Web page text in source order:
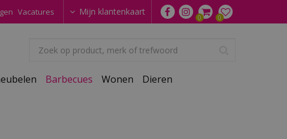
Vacatures Mijn klantenkaart
Barbecues Wonen Dieren